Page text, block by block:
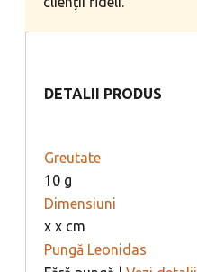
DETALII PRODUS
Greutate
10 g
Dimensiuni
x x cm
Pungă Leonidas